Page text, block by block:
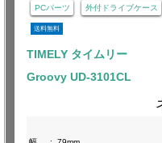
PCパーツ 外付ドライブケース
送料無料
TIMELY タイムリー
Groovy UD-3101CL